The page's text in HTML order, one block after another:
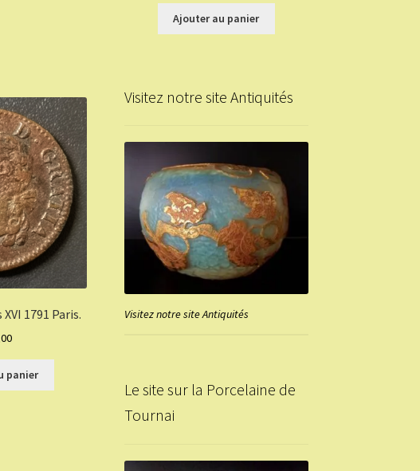
XVI 1791 Paris.
panier
Ajouter au panier
Visitez notre site Antiquités
Visitez notre site Antiquités
Le site sur la Porcelaine de
Tournai